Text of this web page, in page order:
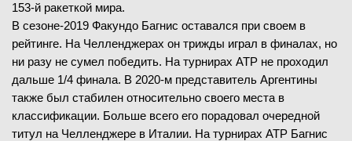
153-й ракеткой мира.
В сезоне-2019 Факундо Багнис оставался при своем в
рейтинге. На Челленджерах он трижды играл в финалах, но
ни разу не сумел победить. На турнирах ATP не проходил
дальше 1/4 финала. В 2020-м представитель Аргентины
также был стабилен относительно своего места в
классификации. Больше всего его порадовал очередной
титул на Челленджере в Италии. На турнирах ATP Багнис